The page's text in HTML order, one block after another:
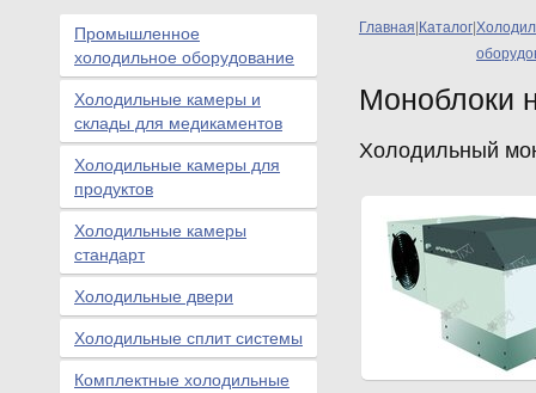
Главная Каталог
Моноблоки
Холодильный
Промышленное
холодильное оборудование
Холодильные камеры и
склады для медикаментов
Холодильные камеры для
продуктов
Холодильные камеры
стандарт
Холодильные двери
Холодильные сплит системы
Комплектные холодильные